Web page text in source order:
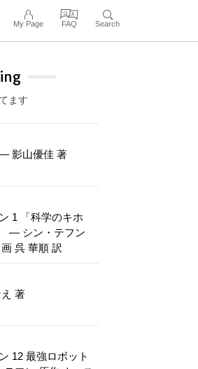
My Page FAQ Search
ます
— 影山優佳 著
1 「科学のキホ
— シン・テフン
呉 華順 訳
著
12 最強ロボット